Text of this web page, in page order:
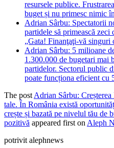
resursele publice.
buget și nu primesc nimic
Adrian Sârbu: Spectatorii
partidele să primească
„Gata! Finanţaţi-vă singuri
Adrian Sârbu: 5 milioane
1.300.000 de bugetari mai
partidelor. Sectorul public
poate funcționa eficient cu
The post Adrian Sârbu:
tale. În România există
crește și bazată pe nivelul tău de
pozitivă appeared first on Aleph
potrivit alephnews